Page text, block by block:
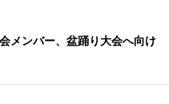
メンバー、盆踊り大会へ向け